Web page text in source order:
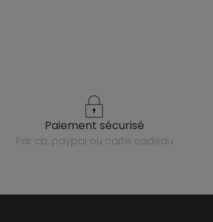
paiement sécurisé
par cb, paypal ou carte cadeau